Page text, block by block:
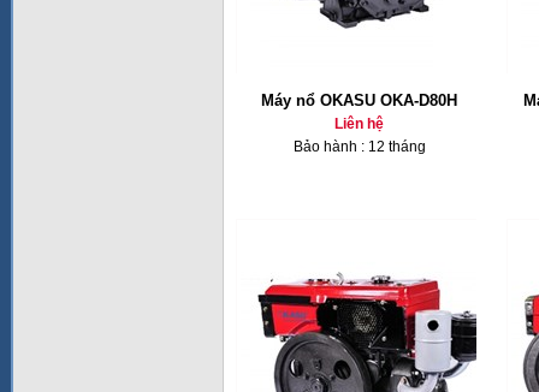
Máy nổ OKASU OKA-D80H
Liên hệ
Bảo hành : 12 tháng